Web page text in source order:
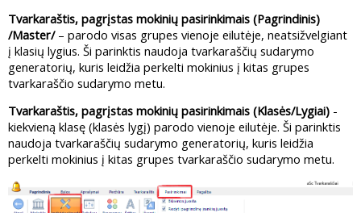
Tvarkaraštis, pagrįstas mokinių pasirinkimais (Pagrindinis)
/Master/– parodo visas grupes vienoje eilutėje, neatsižvelgiant
į klasių lygius. Ši parinktis naudoja tvarkaraščių sudarymo
generatorių, kuris leidžia perkelti mokinius į kitas grupes
tvarkaraščio sudarymo metu.
Tvarkaraštis, pagrįstas mokinių pasirinkimais (Klasės/Lygiai) -
kiekvieną klasę (klasės lygį) parodo vienoje eilutėje. Ši parinktis
naudoja tvarkaraščių sudarymo generatorių, kuris leidžia
perkelti mokinius į kitas grupes tvarkaraščio sudarymo metu.